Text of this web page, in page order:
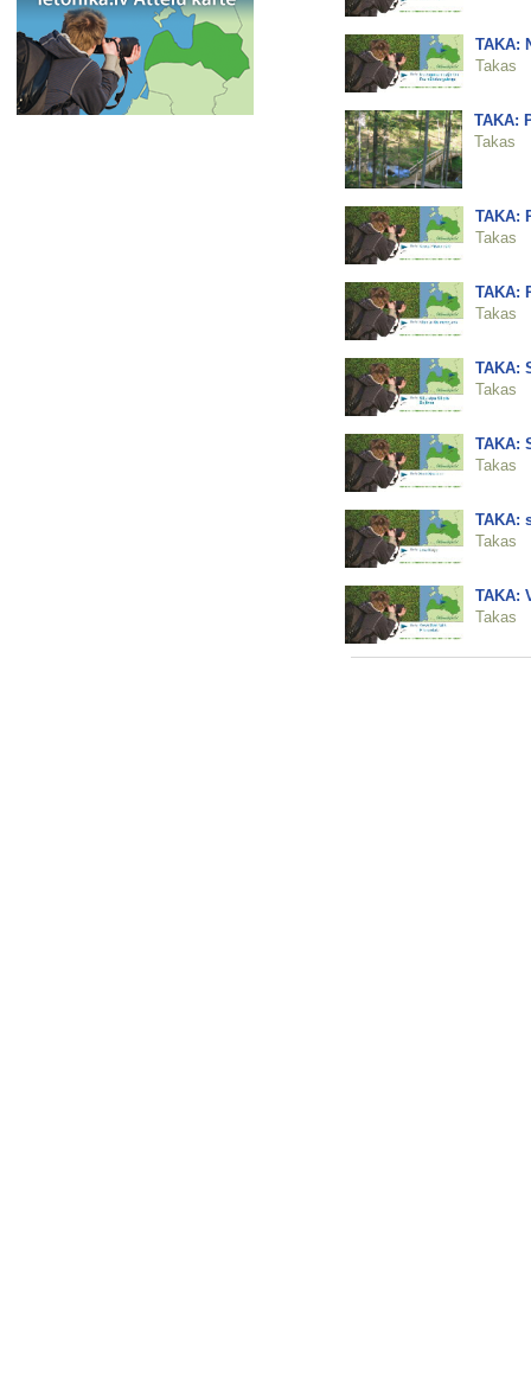
TAKA:
Takas
TAKA:
Takas
TAKA:
Takas
TAKA:
Takas
TAKA:
Takas
TAKA:
Takas
TAKA:
Takas
TAKA:
Takas